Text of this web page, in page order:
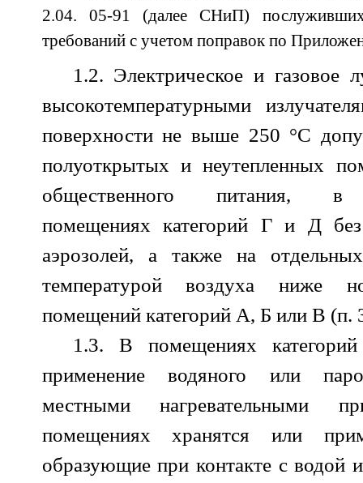
2.04. 05-91 (далее СНиП)
требований с учетом поправок по
1.2. Электрическое и газовое
высокотемпературными
поверхности не выше 250 °С
полуоткрытых и неутепленных
общественного питания, в
помещениях категорий Г и Д
аэрозолей, а также на
температурой воздуха ниже
помещений категорий А, Б или В (п.
1.3. В помещениях
применение водяного или
местными нагревательными
помещениях хранятся или
образующие при контакте с водой